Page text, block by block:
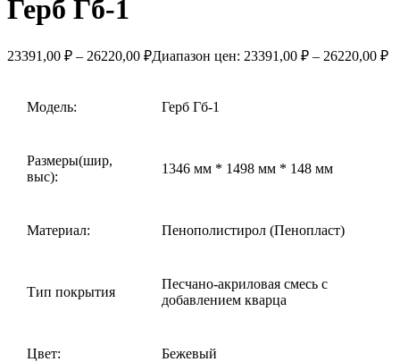
Герб Гб-1
23391,00 ₽ – 26220,00 ₽Диапазон цен: 23391,00 ₽ – 26220,00 ₽
Модель: Герб Гб-1
Размеры(шир,
выс):
1346 мм * 1498 мм * 148 мм
Материал: Пенополистирол (Пенопласт)
Тип покрытия
Песчано-акриловая смесь с
добавлением кварца
Цвет: Бежевый